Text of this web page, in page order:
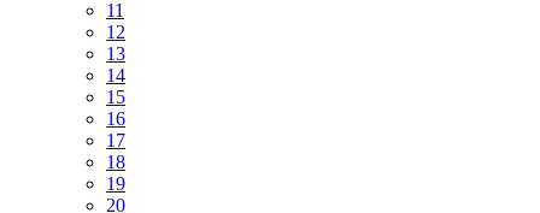
11
12
13
14
15
16
17
18
19
20